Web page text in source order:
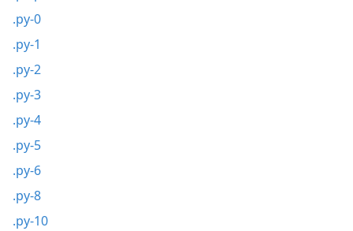
.py-0
.py-1
.py-2
.py-3
.py-4
.py-5
.py-6
.py-8
.py-10